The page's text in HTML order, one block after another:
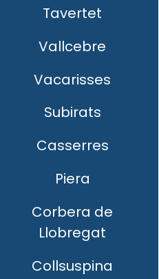
Tavertet
Vallcebre
Vacarisses
Subirats
Casserres
Piera
Corbera de
Llobregat
Collsuspina